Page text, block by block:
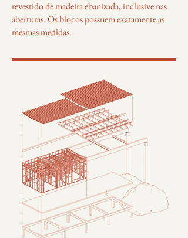
revestido de madeira ebanizada, inclusive nas
aberturas. Os blocos possuem exatamente as
mesmas medidas.